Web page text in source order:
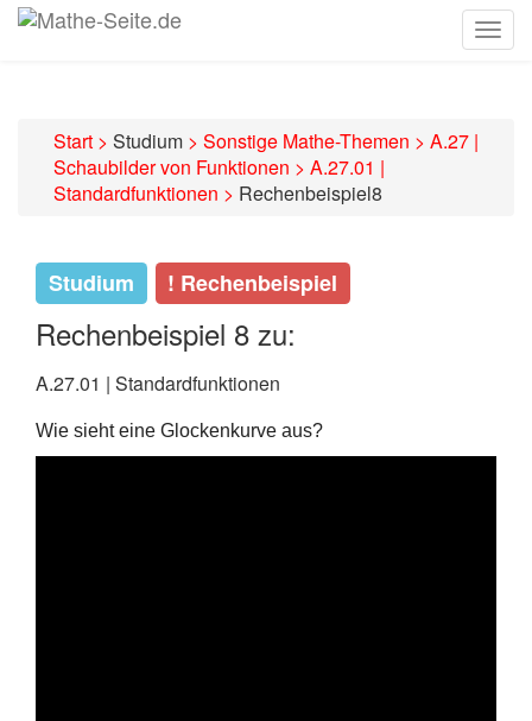
Start > Studium > Sonstige Mathe-Themen > A.27 |
Schaubilder von Funktionen > A.27.01 |
Standardfunktionen > Rechenbeispiel8
Studium ! Rechenbeispiel
Rechenbeispiel 8 zu:
A.27.01 | Standardfunktionen
Wie sieht eine Glockenkurve aus?